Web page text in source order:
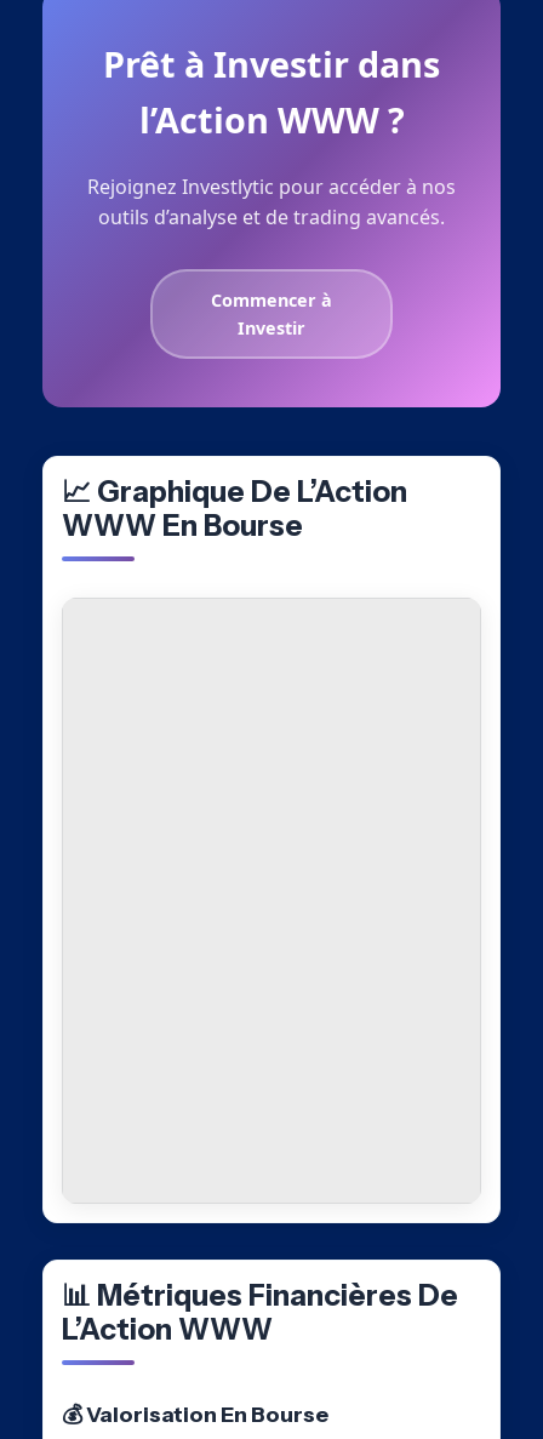
Prêt à Investir dans
l’Action WWW ?
Rejoignez Investlytic pour accéder à nos
outils d’analyse et de trading avancés.
Commencer à
Investir
📈 Graphique De L’Action
WWW En Bourse
📊 Métriques Financières De
L’Action WWW
💰 Valorisation En Bourse